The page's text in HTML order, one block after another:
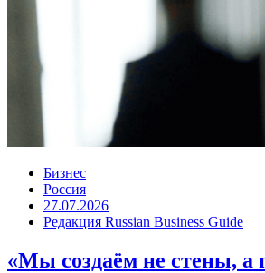
Бизнес
Россия
27.07.2026
Редакция Russian Business Guide
«Мы создаём не стены, а